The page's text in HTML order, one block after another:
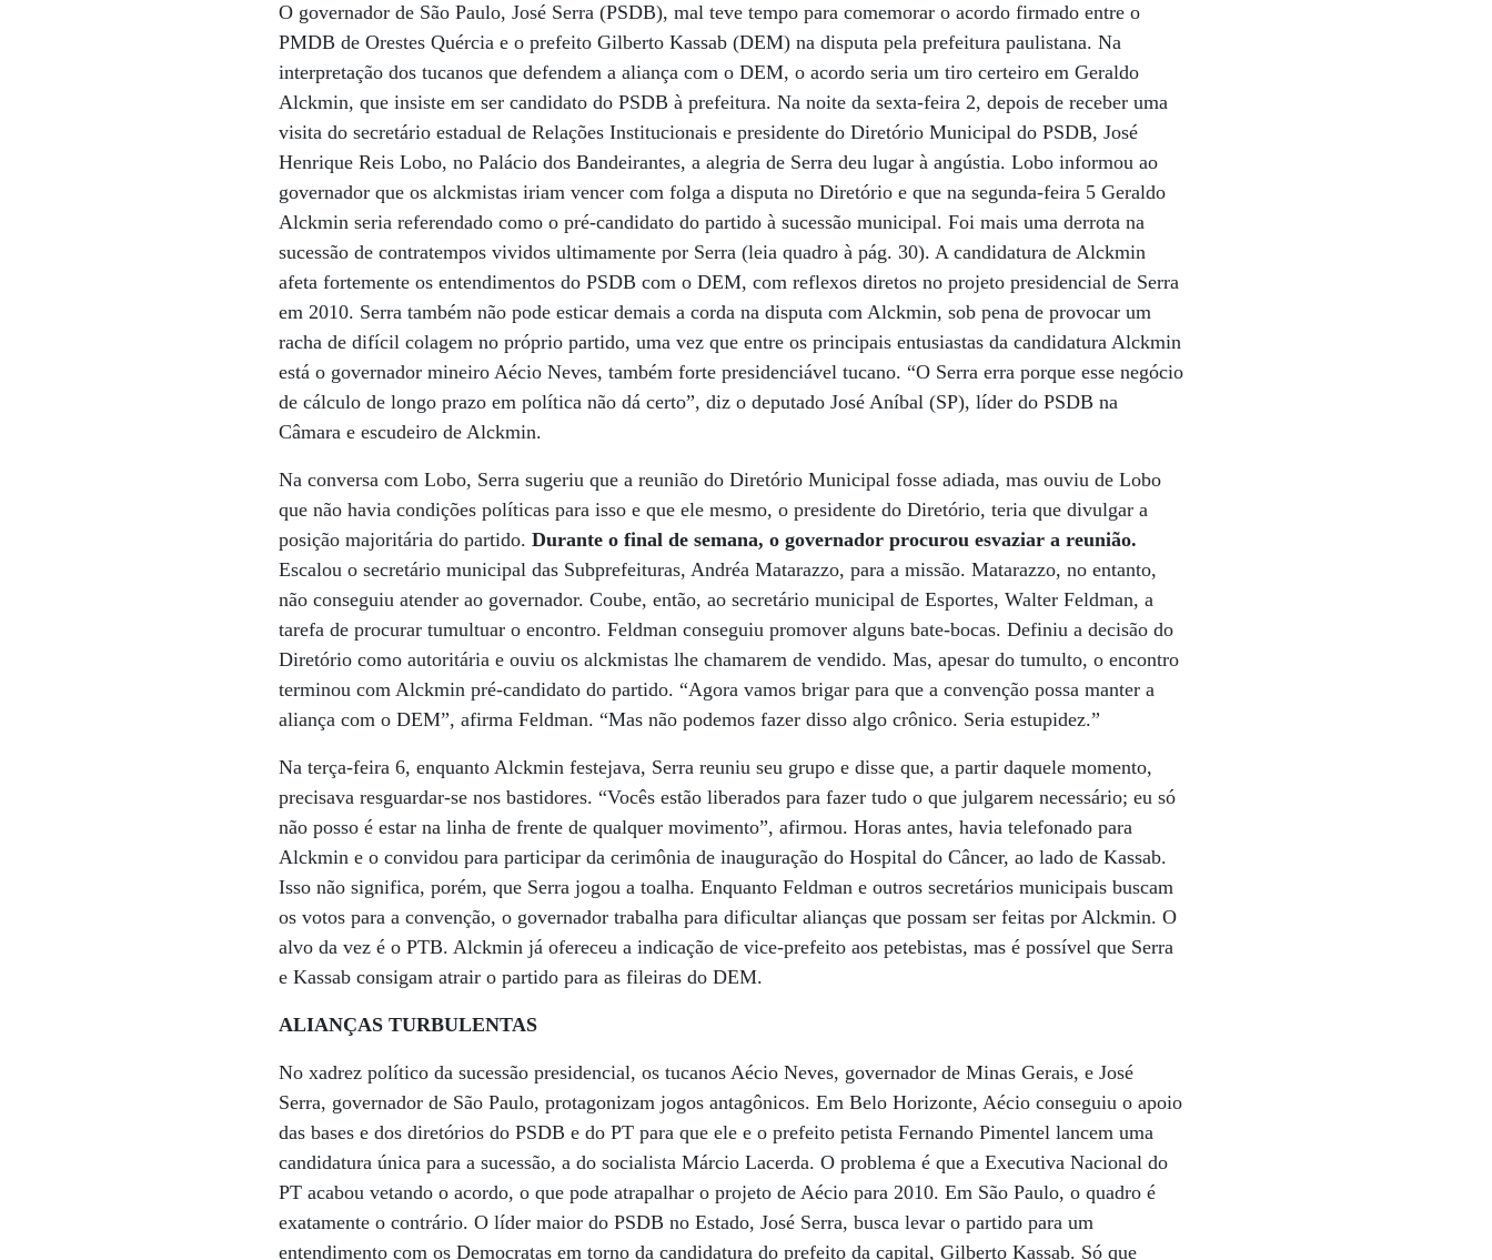
O governador de São Paulo, José Serra (PSDB), mal teve tempo para comemorar o acordo firmado entre o
PMDB de Orestes Quércia e o prefeito Gilberto Kassab (DEM) na disputa pela prefeitura paulistana. Na
interpretação dos tucanos que defendem a aliança com o DEM, o acordo seria um tiro certeiro em Geraldo
Alckmin, que insiste em ser candidato do PSDB à prefeitura. Na noite da sexta-feira 2, depois de receber uma
visita do secretário estadual de Relações Institucionais e presidente do Diretório Municipal do PSDB, José
Henrique Reis Lobo, no Palácio dos Bandeirantes, a alegria de Serra deu lugar à angústia. Lobo informou ao
governador que os alckmistas iriam vencer com folga a disputa no Diretório e que na segunda-feira 5 Geraldo
Alckmin seria referendado como o pré-candidato do partido à sucessão municipal. Foi mais uma derrota na
sucessão de contratempos vividos ultimamente por Serra (leia quadro à pág. 30). A candidatura de Alckmin
afeta fortemente os entendimentos do PSDB com o DEM, com reflexos diretos no projeto presidencial de Serra
em 2010. Serra também não pode esticar demais a corda na disputa com Alckmin, sob pena de provocar um
racha de difícil colagem no próprio partido, uma vez que entre os principais entusiastas da candidatura Alckmin
está o governador mineiro Aécio Neves, também forte presidenciável tucano. “O Serra erra porque esse negócio
de cálculo de longo prazo em política não dá certo”, diz o deputado José Aníbal (SP), líder do PSDB na
Câmara e escudeiro de Alckmin.
Na conversa com Lobo, Serra sugeriu que a reunião do Diretório Municipal fosse adiada, mas ouviu de Lobo
que não havia condições políticas para isso e que ele mesmo, o presidente do Diretório, teria que divulgar a
posição majoritária do partido.Durante o final de semana, o governador procurou esvaziar a reunião.
Escalou o secretário municipal das Subprefeituras, Andréa Matarazzo, para a missão. Matarazzo, no entanto,
não conseguiu atender ao governador. Coube, então, ao secretário municipal de Esportes, Walter Feldman, a
tarefa de procurar tumultuar o encontro. Feldman conseguiu promover alguns bate-bocas. Definiu a decisão do
Diretório como autoritária e ouviu os alckmistas lhe chamarem de vendido. Mas, apesar do tumulto, o encontro
terminou com Alckmin pré-candidato do partido. “Agora vamos brigar para que a convenção possa manter a
aliança com o DEM”, afirma Feldman. “Mas não podemos fazer disso algo crônico. Seria estupidez.”
Na terça-feira 6, enquanto Alckmin festejava, Serra reuniu seu grupo e disse que, a partir daquele momento,
precisava resguardar-se nos bastidores. “Vocês estão liberados para fazer tudo o que julgarem necessário; eu só
não posso é estar na linha de frente de qualquer movimento”, afirmou. Horas antes, havia telefonado para
Alckmin e o convidou para participar da cerimônia de inauguração do Hospital do Câncer, ao lado de Kassab.
Isso não significa, porém, que Serra jogou a toalha. Enquanto Feldman e outros secretários municipais buscam
os votos para a convenção, o governador trabalha para dificultar alianças que possam ser feitas por Alckmin. O
alvo da vez é o PTB. Alckmin já ofereceu a indicação de vice-prefeito aos petebistas, mas é possível que Serra
e Kassab consigam atrair o partido para as fileiras do DEM.
ALIANÇAS TURBULENTAS
No xadrez político da sucessão presidencial, os tucanos Aécio Neves, governador de Minas Gerais, e José
Serra, governador de São Paulo, protagonizam jogos antagônicos. Em Belo Horizonte, Aécio conseguiu o apoio
das bases e dos diretórios do PSDB e do PT para que ele e o prefeito petista Fernando Pimentel lancem uma
candidatura única para a sucessão, a do socialista Márcio Lacerda. O problema é que a Executiva Nacional do
PT acabou vetando o acordo, o que pode atrapalhar o projeto de Aécio para 2010. Em São Paulo, o quadro é
exatamente o contrário. O líder maior do PSDB no Estado, José Serra, busca levar o partido para um
entendimento com os Democratas em torno da candidatura do prefeito da capital, Gilberto Kassab. Só que